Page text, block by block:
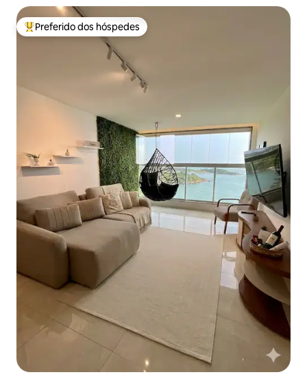
Entre os melhores preferidos dos hóspedes
Preferido dos hóspedes